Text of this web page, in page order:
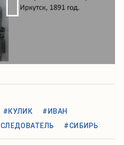
#КУЛИК
#ИВАН
#СИБИРЬ